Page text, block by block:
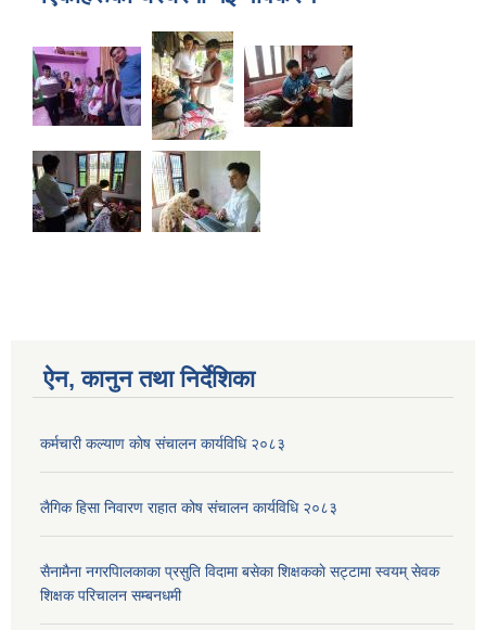
ऐन, कानुन तथा निर्देशिका
कर्मचारी कल्याण काेष संचालन कार्यविधि २०८३
लैगिक हिसा निवारण राहात कोष संचालन कार्यविधि २०८३
सैनामैना नगरपािलकाका प्रसुति विदामा बसेका शिक्षककाे सट्टामा स्वयम् सेवक
शिक्षक परिचालन सम्बनधमी